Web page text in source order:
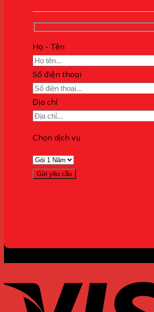
Họ - Tên
Số điện thoại
Địa chỉ
Chọn dịch vụ